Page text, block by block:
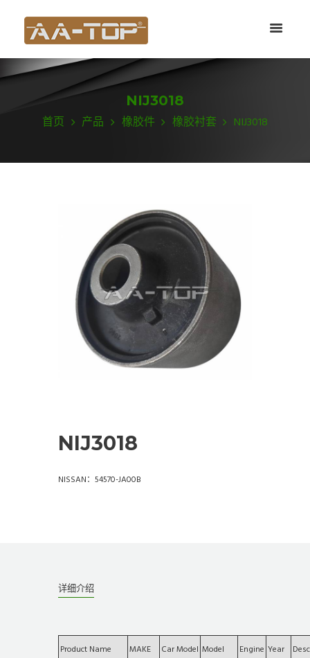
NIJ3018
首页 产品 橡胶件 橡胶衬套 NIJ3018
NIJ3018
NISSAN：54570-JA00B
详细介绍
Product Name MAKE Car Model Model Engine Year